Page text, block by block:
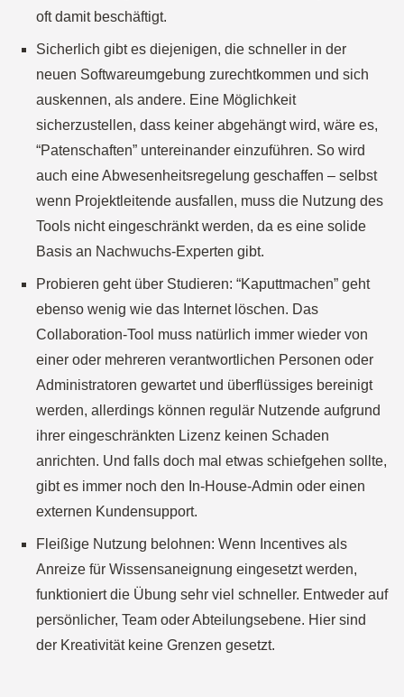
oft damit beschäftigt.
Sicherlich gibt es diejenigen, die schneller in der
neuen Softwareumgebung zurechtkommen und sich
auskennen, als andere. Eine Möglichkeit
sicherzustellen, dass keiner abgehängt wird, wäre es,
“Patenschaften” untereinander einzuführen. So wird
auch eine Abwesenheitsregelung geschaffen – selbst
wenn Projektleitende ausfallen, muss die Nutzung des
Tools nicht eingeschränkt werden, da es eine solide
Basis an Nachwuchs-Experten gibt.
Probieren geht über Studieren: “Kaputtmachen” geht
ebenso wenig wie das Internet löschen. Das
Collaboration-Tool muss natürlich immer wieder von
einer oder mehreren verantwortlichen Personen oder
Administratoren gewartet und überflüssiges bereinigt
werden, allerdings können regulär Nutzende aufgrund
ihrer eingeschränkten Lizenz keinen Schaden
anrichten. Und falls doch mal etwas schiefgehen sollte,
gibt es immer noch den In-House-Admin oder einen
externen Kundensupport.
Fleißige Nutzung belohnen: Wenn Incentives als
Anreize für Wissensaneignung eingesetzt werden,
funktioniert die Übung sehr viel schneller. Entweder auf
persönlicher, Team oder Abteilungsebene. Hier sind
der Kreativität keine Grenzen gesetzt.